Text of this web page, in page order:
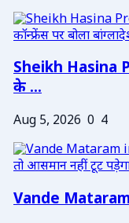
Sheikh Hasina
के ...
Aug 5, 2026 0 4
Vande